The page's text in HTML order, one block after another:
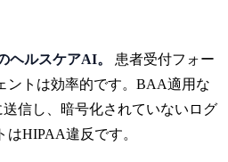
ヘルスケアAI。
患者受付フォー
ントは効率的です。BAA適用な
信し、暗号化されていないログ
HIPAA違反です。